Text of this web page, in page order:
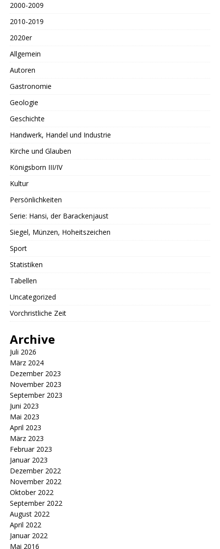
2000-2009
2010-2019
2020er
Allgemein
Autoren
Gastronomie
Geologie
Geschichte
Handwerk, Handel und Industrie
Kirche und Glauben
Königsborn III/IV
Kultur
Persönlichkeiten
Serie: Hansi, der Barackenjaust
Siegel, Münzen, Hoheitszeichen
Sport
Statistiken
Tabellen
Uncategorized
Vorchristliche Zeit
Archive
Juli 2026
März 2024
Dezember 2023
November 2023
September 2023
Juni 2023
Mai 2023
April 2023
März 2023
Februar 2023
Januar 2023
Dezember 2022
November 2022
Oktober 2022
September 2022
August 2022
April 2022
Januar 2022
Mai 2016